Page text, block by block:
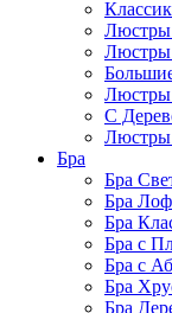
Люстры
Люстры
Люстры
С
Люстры
Бра
Бра
Бра
Бра
Бра с
Бра с
Бра
Бра